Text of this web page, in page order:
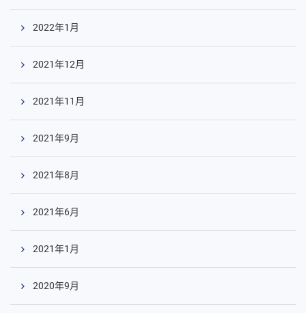
2022年1月
2021年12月
2021年11月
2021年9月
2021年8月
2021年6月
2021年1月
2020年9月